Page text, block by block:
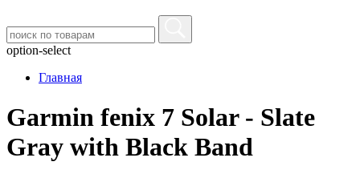
option-select
Главная
Garmin fenix 7 Solar - Slate
Gray with Black Band